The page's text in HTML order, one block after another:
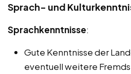
Sprach- und
Sprachkenntnisse:
Gute Kenntnisse der
eventuell weitere